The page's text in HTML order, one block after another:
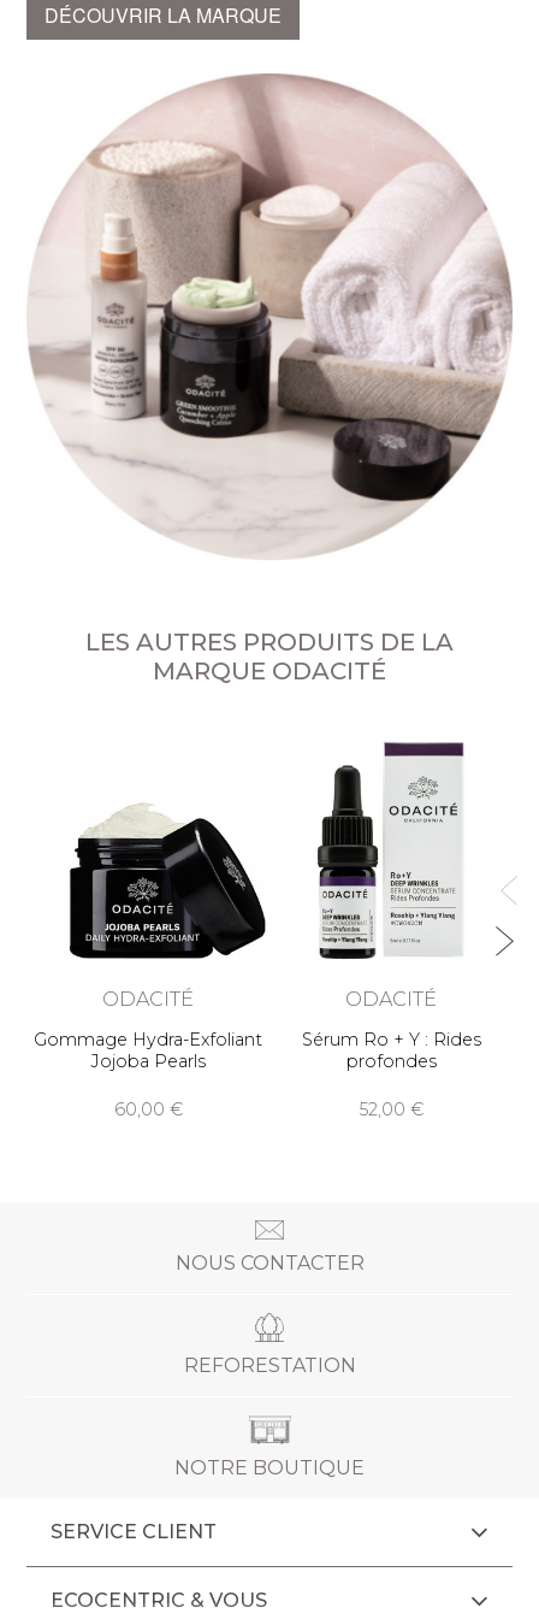
DÉCOUVRIR LA MARQUE
LES AUTRES PRODUITS DE LA
MARQUE ODACITÉ
ODACITÉ
Gommage Hydra-Exfoliant
Jojoba Pearls
60,00
ODACITÉ
Sérum Ro + Y : Rides
profondes
52,00
NOUS CONTACTER
REFORESTATION
NOTRE BOUTIQUE
SERVICE CLIENT
ECOCENTRIC & VOUS